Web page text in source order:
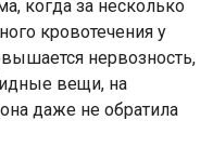
когда за несколько
кровотечения у
нервозность,
вещи, на
даже не обратила